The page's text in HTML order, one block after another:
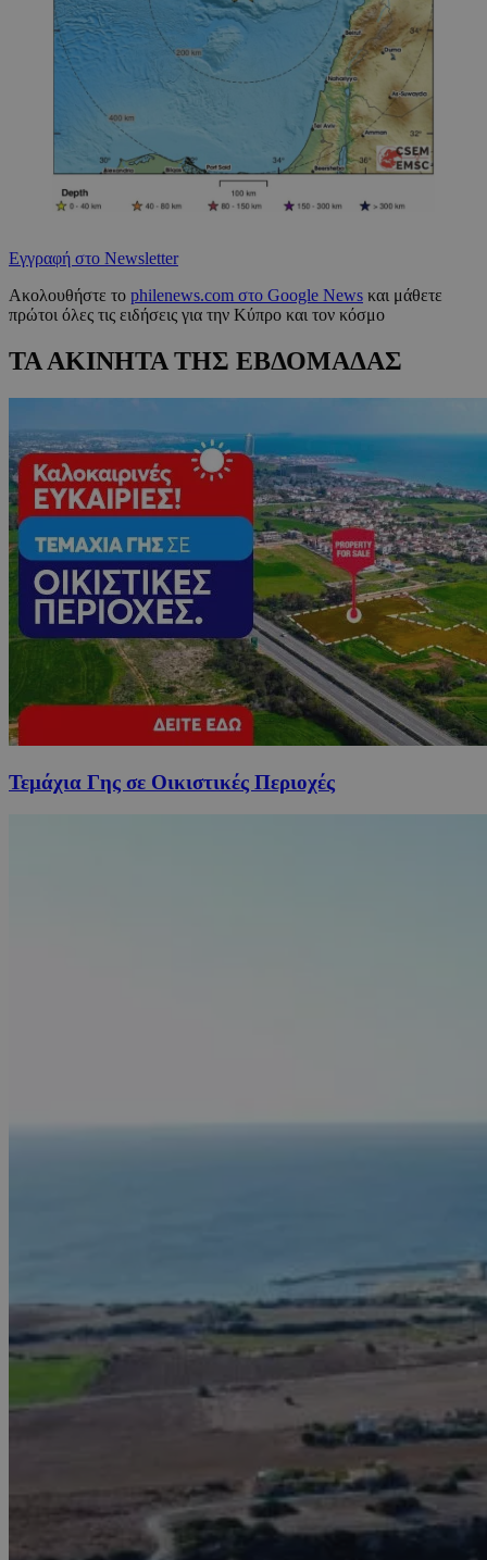
Εγγραφή στο Newsletter
Ακολουθήστε το philenews.com στο Google News και μάθετε
πρώτοι όλες τις ειδήσεις για την Κύπρο και τον κόσμο
ΤΑ ΑΚΙΝΗΤΑ ΤΗΣ ΕΒΔΟΜΑΔΑΣ
Τεμάχια Γης σε Οικιστικές Περιοχές